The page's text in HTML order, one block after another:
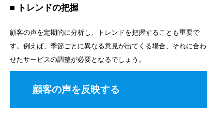
トレンドの把握
顧客の声を定期的に分析し、トレンドを把握することも重要で
す。例えば、季節ごとに異なる意見が出てくる場合、それに合わ
せたサービスの調整が必要となるでしょう。
顧客の声を反映する